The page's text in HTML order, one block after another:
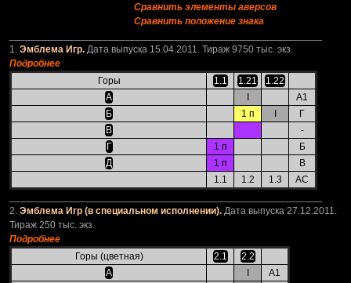
Сравнить элементы аверсов
Сравнить положение знака
1. Эмблема Игр. Дата выпуска 15.04.2011. Тираж 9750 тыс. экз.
Подробнее
Горы
1.1 1.21
1.22
А
А1
Б
1 п
Г
В
-
Г
1 п
Б
Д
1 п
В
1.1
1.2 1.3
АС
2. Эмблема Игр (в специальном исполнении). Дата выпуска 27.12.2011.
Тираж 250 тыс. экз.
Подробнее
Горы (цветная)
2.1
2.2
А
А1